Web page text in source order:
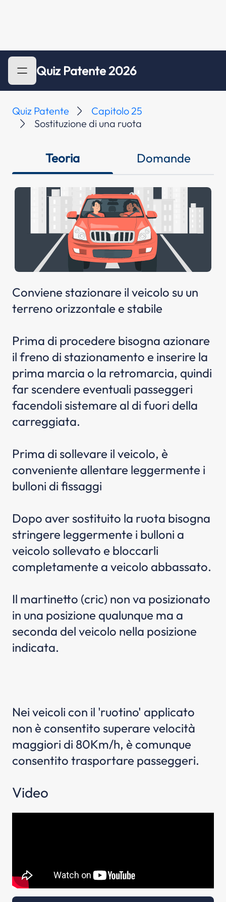
Quiz Patente 2026
Quiz Patente
Capitolo 25
Sostituzione di una ruota
Teoria Domande
Conviene stazionare il veicolo su un
terreno orizzontale e stabile
Prima di procedere bisogna azionare
il freno di stazionamento e inserire la
prima marcia o la retromarcia, quindi
far scendere eventuali passeggeri
facendoli sistemare al di fuori della
carreggiata.
Prima di sollevare il veicolo, è
conveniente allentare leggermente i
bulloni di fissaggi
Dopo aver sostituito la ruota bisogna
stringere leggermente i bulloni a
veicolo sollevato e bloccarli
completamente a veicolo abbassato.
Il martinetto (cric) non va posizionato
in una posizione qualunque ma a
seconda del veicolo nella posizione
indicata.
Nei veicoli con il 'ruotino' applicato
non è consentito superare velocità
maggiori di 80Km/h, è comunque
consentito trasportare passeggeri.
Video